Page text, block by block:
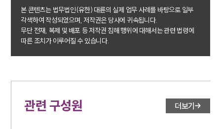
본 콘텐츠는 법무법인(유한) 대륜의 실제 업무 사례를 바탕으로 일부
각색하여 작성되었으며, 저작권은 당사에 귀속됩니다.
무단 전재, 복제 및 배포 등 저작권 침해 행위에 대해서는 관련 법령에
따른 조치가 이루어질 수 있습니다.
관련 구성원 더보기